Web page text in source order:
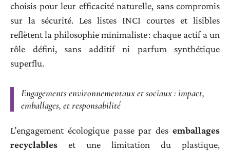
choisis pour leur efficacité naturelle, sans compromis
sur la sécurité. Les listes INCI courtes et lisibles
reflètent la philosophie minimaliste : chaque actif a un
rôle défini, sans additif ni parfum synthétique
superflu.
Engagements environnementaux et sociaux : impact,
emballages, et responsabilité
L’engagement écologique passe par des emballages
recyclables et une limitation du plastique,